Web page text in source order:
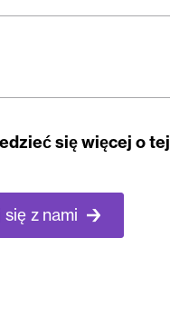
się więcej o tej
z nami